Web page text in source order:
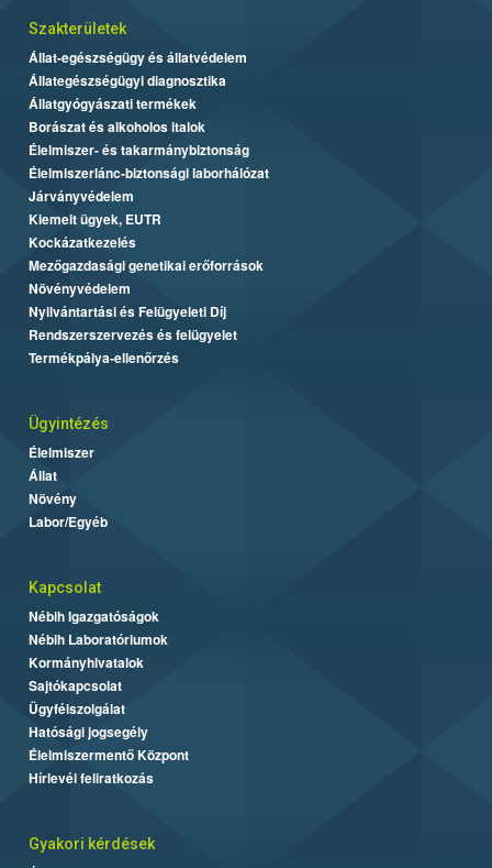
Szakterületek
Állat-egészségügy és állatvédelem
Állategészségügyi diagnosztika
Állatgyógyászati termékek
Borászat és alkoholos italok
Élelmiszer- és takarmánybiztonság
Élelmiszerlánc-biztonsági laborhálózat
Járványvédelem
Kiemelt ügyek, EUTR
Kockázatkezelés
Mezőgazdasági genetikai erőforrások
Növényvédelem
Nyilvántartási és Felügyeleti Díj
Rendszerszervezés és felügyelet
Termékpálya-ellenőrzés
Ügyintézés
Élelmiszer
Állat
Növény
Labor/Egyéb
Kapcsolat
Nébih Igazgatóságok
Nébih Laboratóriumok
Kormányhivatalok
Sajtókapcsolat
Ügyfélszolgálat
Hatósági jogsegély
Élelmiszermentő Központ
Hírlevél feliratkozás
Gyakori kérdések